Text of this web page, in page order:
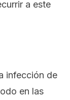
a este
infección de
en las